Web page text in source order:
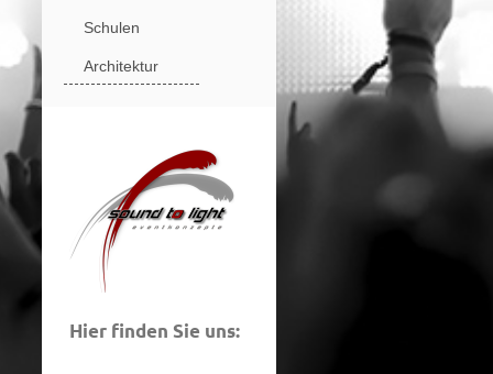
Schulen
Architektur
Hier finden Sie uns: